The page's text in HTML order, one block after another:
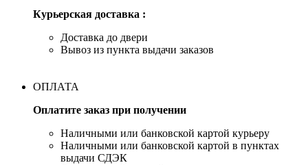
Курьерская доставка :
Доставка до двери
Вывоз из пункта выдачи заказов
ОПЛАТА
Оплатите заказ при получении
Наличными или банковской картой курьеру
Наличными или банковской картой в пунктах
выдачи СДЭК